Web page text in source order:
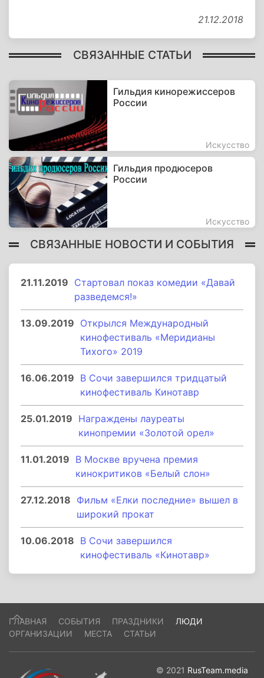
21.12.2018
СВЯЗАННЫЕ СТАТЬИ
Гильдия кинорежиссеров
России
Искусство
Гильдия продюсеров
России
Искусство
СВЯЗАННЫЕ НОВОСТИ И СОБЫТИЯ
21.11.2019 Стартовал показ комедии «Давай
разведемся!»
13.09.2019 Открылся Международный
кинофестиваль «Меридианы
Тихого» 2019
16.06.2019 В Сочи завершился тридцатый
кинофестиваль Кинотавр
25.01.2019 Награждены лауреаты
кинопремии «Золотой орел»
11.01.2019 В Москве вручена премия
кинокритиков «Белый слон»
27.12.2018 Фильм «Елки последние» вышел в
широкий прокат
10.06.2018 В Сочи завершился
кинофестиваль «Кинотавр»
ГЛАВНАЯ СОБЫТИЯ ПРАЗДНИКИ
ЛЮДИ
ОРГАНИЗАЦИИ
МЕСТА СТАТЬИ
© 2021 RusTeam.media